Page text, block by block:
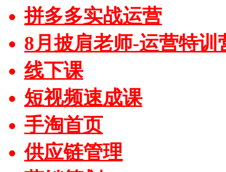
拼多多实战运营
8月披肩老师-运营特训
线下课
短视频速成课
手淘首页
供应链管理